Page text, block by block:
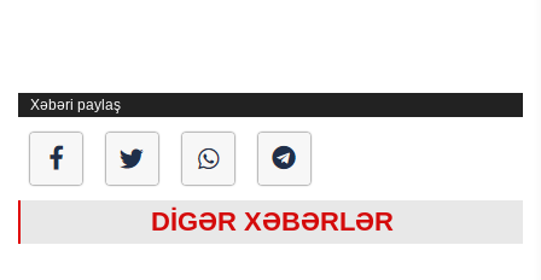
Xəbəri paylaş
DİGƏR XƏBƏRLƏR